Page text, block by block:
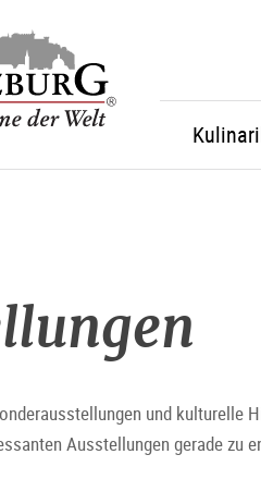
sr.skipnav.Zum
Inhalt
springen
sr.skipnav.Zum
Hauptmenü
springen
sr.skipnav.Zu
den
Kontaktinformationen
und kulturelle
Ausstellungen gerade zu